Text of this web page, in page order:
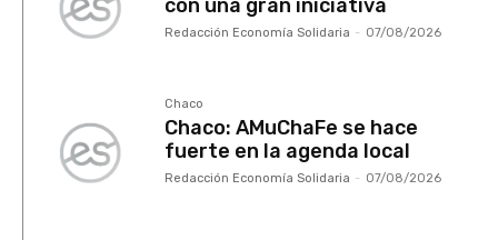
con una gran iniciativa
Redacción Economía Solidaria - 07/08/2026
Chaco
Chaco: AMuChaFe se hace
fuerte en la agenda local
Redacción Economía Solidaria - 07/08/2026